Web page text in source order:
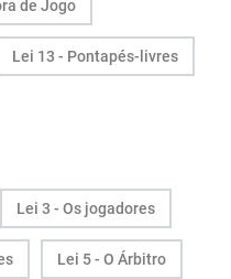
de Jogo
Lei 13 - Pontapés-livres
Lei 3 - Os jogadores
Lei 5 - O Árbitro